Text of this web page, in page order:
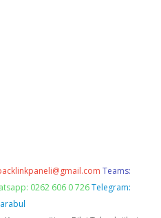
Teams:
0262 606 0 726 Telegram: